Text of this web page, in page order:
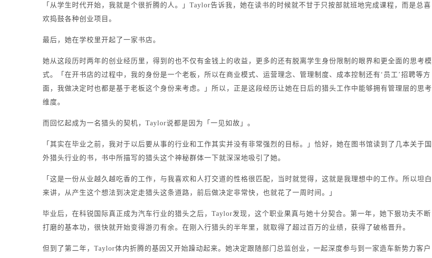
「从学生时代开始，我就是个很折腾的人。」 Taylor告诉我，她在读书的时候就不甘于只按部就班地完成课程，而是总喜
欢捣鼓各种创业项目。
最后，她在学校里开起了一家书店。
她从这段历时两年的创业经历里，得到的也不仅有金钱上的收益，更多的还有脱离学生身份限制的眼界和更全面的思考模
式。
「在开书店的过程中，我的身份是一个老板，所以在商业模式、运营理念、管理制度、成本控制还有‘员工’招聘等方
面，我做决定时也都是基于老板这个身份来考虑。」所以，正是这段经历让她在日后的猎头工作中能够拥有管理层的思考
维度。
而回忆起成为一名猎头的契机，Taylor说都是因为「一见如故」。
「其实在毕业之前，我对于以后要从事的行业和工作其实并没有非常强烈的目标。」 恰好，她在图书馆读到了几本关于国
外猎头行业的书，书中所描写的猎头这个神秘群体一下就深深地吸引了她。
「这是一份从业越久越吃香的工作，与我喜欢和人打交道的性格很匹配，当时就觉得，这就是我理想中的工作。所以坦白
来讲，从产生这个想法到决定走猎头这条道路，前后做决定非常快，也就花了一周时间。」
毕业后，在科锐国际真正成为汽车行业的猎头之后，Taylor发现，这个职业果真与她十分契合。 第一年，她下狠功夫不断
打磨的基本功，很快就开始变得游刃有余。在刚入行猎头的半年里，就取得了超过百万的业绩，获得了破格晋升。
但到了第二年，Taylor体内折腾的基因又开始躁动起来。她决定跟随部门总监创业，一起深度参与到一家造车新势力客户